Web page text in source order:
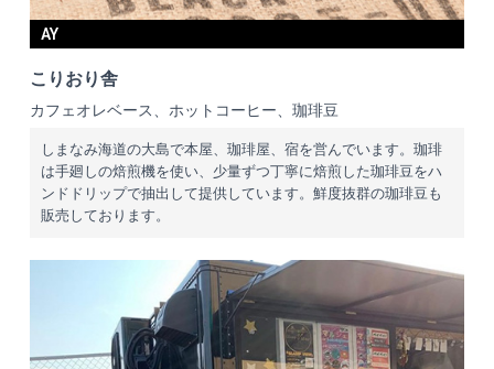
AY
こりおり舎
カフェオレベース、ホットコーヒー、珈琲豆
しまなみ海道の大島で本屋、珈琲屋、宿を営んでいます。珈琲
は手廻しの焙煎機を使い、少量ずつ丁寧に焙煎した珈琲豆をハ
ンドドリップで抽出して提供しています。鮮度抜群の珈琲豆も
販売しております。